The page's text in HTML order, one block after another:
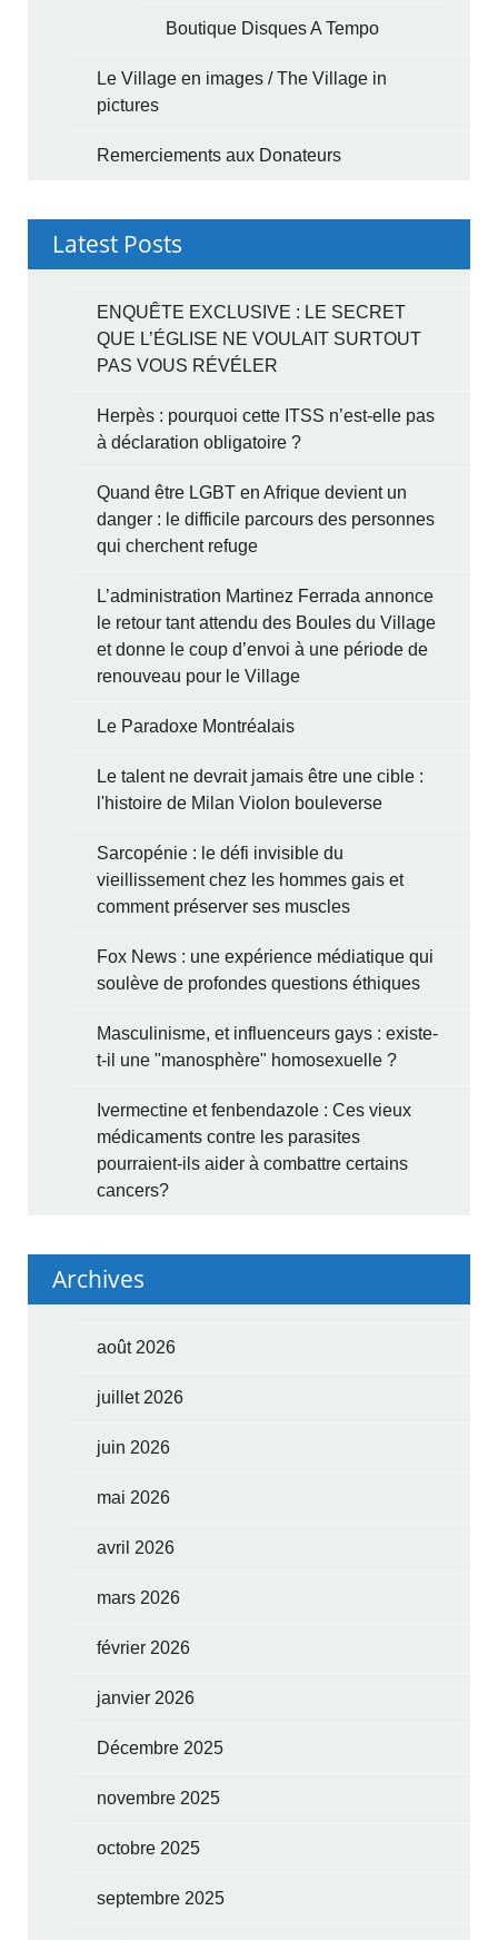
Boutique Disques A Tempo
Le Village en images / The Village in
pictures
Remerciements aux Donateurs
Latest Posts
ENQUÊTE EXCLUSIVE : LE SECRET
QUE L’ÉGLISE NE VOULAIT SURTOUT
PAS VOUS RÉVÉLER
Herpès : pourquoi cette ITSS n’est-elle pas
à déclaration obligatoire ?
Quand être LGBT en Afrique devient un
danger : le difficile parcours des personnes
qui cherchent refuge
L’administration Martinez Ferrada annonce
le retour tant attendu des Boules du Village
et donne le coup d’envoi à une période de
renouveau pour le Village
Le Paradoxe Montréalais
Le talent ne devrait jamais être une cible :
l'histoire de Milan Violon bouleverse
Sarcopénie : le défi invisible du
vieillissement chez les hommes gais et
comment préserver ses muscles
Fox News : une expérience médiatique qui
soulève de profondes questions éthiques
Masculinisme, et influenceurs gays : existe-
t-il une "manosphère" homosexuelle ?
Ivermectine et fenbendazole : Ces vieux
médicaments contre les parasites
pourraient-ils aider à combattre certains
cancers?
Archives
août 2026
juillet 2026
juin 2026
mai 2026
avril 2026
mars 2026
février 2026
janvier 2026
Décembre 2025
novembre 2025
octobre 2025
septembre 2025